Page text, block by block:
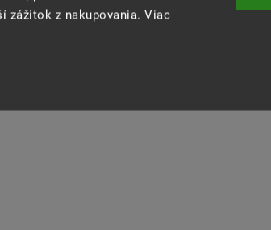
zážitok z nakupovania. Viac
Plastová vanička do kufra pre Škoda